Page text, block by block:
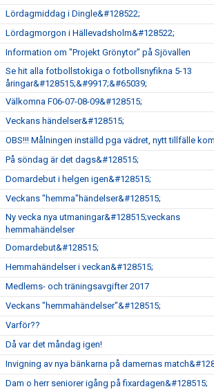
Lördagmiddag i Dingle&#128522;
Lördagmorgon i Hällevadsholm&#128522;
Information om "Projekt Grönytor" på Sjövallen
Se hit alla fotbollstokiga o fotbollsnyfikna 5-13
åringar&#128515;&#9917;&#65039;
Välkomna F06-07-08-09&#128515;
Veckans händelser&#128515;
OBS!!! Målningen inställd pga vädret, nytt tillfälle
På söndag är det dags&#128515;
Domardebut i helgen igen&#128515;
Veckans "hemma"händelser&#128515;
Ny vecka nya utmaningar&#128515;veckans
hemmahändelser
Domardebut&#128515;
Hemmahändelser i veckan&#128515;
Medlems- och träningsavgifter 2017
Veckans "hemmahändelser"&#128515;
Varför??
Då var det måndag igen!
Invigning av nya bänkarna på damernas
Dam o herr seniorer igång på fixardagen&#128515;